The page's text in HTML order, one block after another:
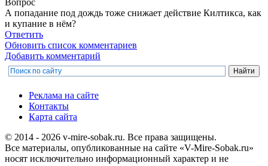
А попадание под дождь тоже снижает действие Килтикса, как
и купание в нём?
Ответить
Обновить список комментариев
Добавить комментарий
Реклама на сайте
Контакты
Карта сайта
© 2014 - 2026 v-mire-sobak.ru. Все права защищены.
Все материалы, опубликованные на сайте «V-Mire-Sobak.ru»
носят исключительно информационный характер и не